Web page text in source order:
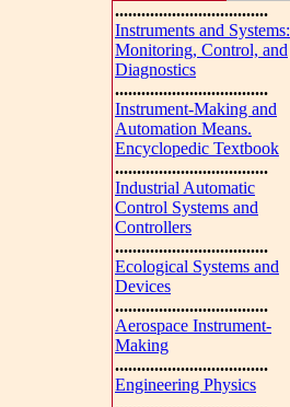
...................................
Instruments and Systems:
Monitoring, Control, and
Diagnostics
...................................
Instrument-Making and
Automation Means.
Encyclopedic Textbook
...................................
Industrial Automatic
Control Systems and
Controllers
...................................
Ecological Systems and
Devices
...................................
Aerospace Instrument-
Making
...................................
Engineering Physics